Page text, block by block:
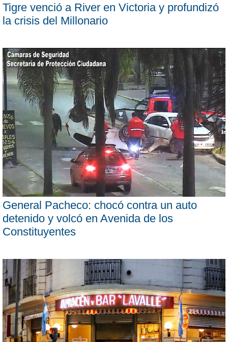
Tigre venció a River en Victoria y profundizó
la crisis del Millonario
General Pacheco: chocó contra un auto
detenido y volcó en Avenida de los
Constituyentes